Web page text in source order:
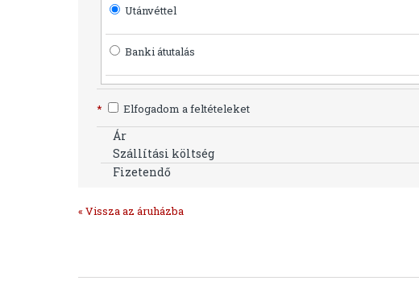
Utánvéttel
Banki átutalás
* Elfogadom a feltételeket
Ár
Szállítási költség
Fizetendő
« Vissza az áruházba